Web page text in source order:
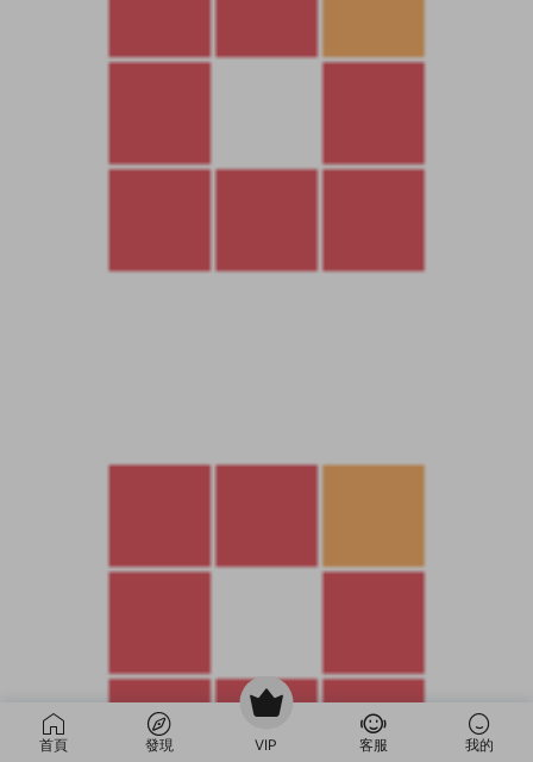
首頁 發現 VIP 客服 我的